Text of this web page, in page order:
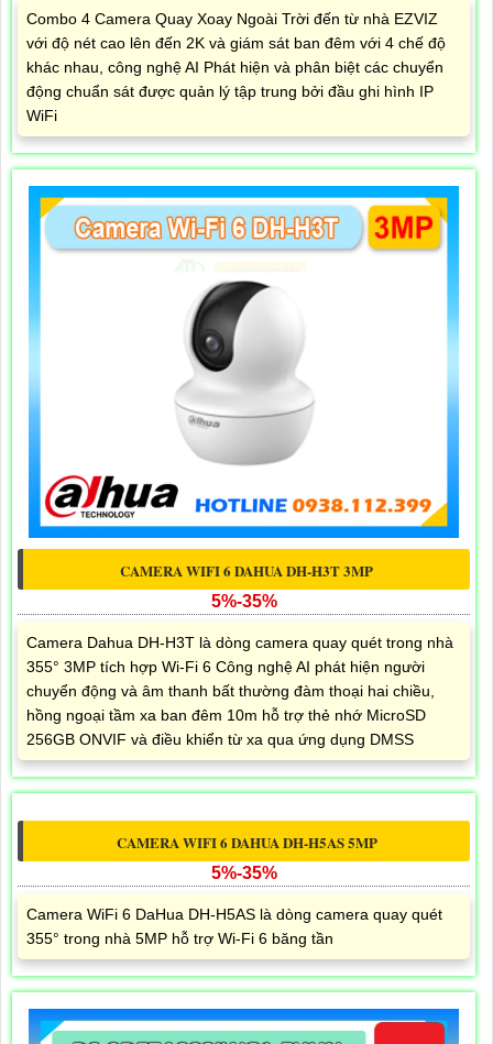
Combo 4 Camera Quay Xoay Ngoài Trời đến từ nhà EZVIZ
với độ nét cao lên đến 2K và giám sát ban đêm với 4 chế độ
khác nhau, công nghệ AI Phát hiện và phân biệt các chuyển
động chuẩn sát được quản lý tập trung bởi đầu ghi hình IP
WiFi
CAMERA WIFI 6 DAHUA DH-H3T 3MP
5%-35%
Camera Dahua DH-H3T là dòng camera quay quét trong nhà
355° 3MP tích hợp Wi-Fi 6 Công nghệ AI phát hiện người
chuyển động và âm thanh bất thường đàm thoại hai chiều,
hồng ngoại tầm xa ban đêm 10m hỗ trợ thẻ nhớ MicroSD
256GB ONVIF và điều khiển từ xa qua ứng dụng DMSS
CAMERA WIFI 6 DAHUA DH-H5AS 5MP
5%-35%
Camera WiFi 6 DaHua DH-H5AS là dòng camera quay quét
355° trong nhà 5MP hỗ trợ Wi-Fi 6 băng tần